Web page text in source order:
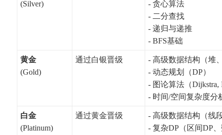
(Silver)
- 贪心算法
- 二分查找
- 递归与递推
- BFS基础
黄金
(Gold)
通过白银晋级
- 高级数据结构（堆
- 动态规划（DP）
- 图论算法（Dijkstra,
- 时间/空间复杂度分
白金
(Platinum)
通过黄金晋级
- 高级数据结构（线
- 复杂DP（区间DP